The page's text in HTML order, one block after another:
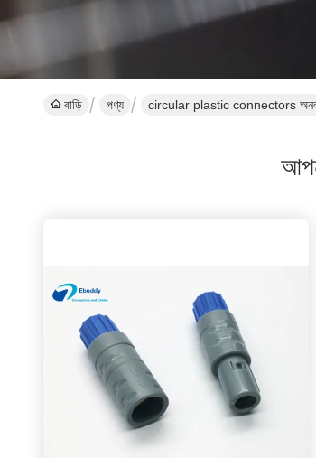
বাড়ি পণ্য circular plastic connectors